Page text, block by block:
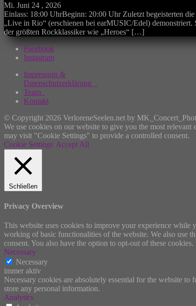
Mi. Juni 24 , 2026
Einlass: 18:00 UhrBeginn: 20:00 Uhr Zuletzt begeisterten
„Live in Rio“ (erschienen bei earMUSIC/Edel)
der größten Rockklassiker wie „Heroes“ […]
Facebook
Instagram
Impressum &
Datenschutzerklärung
Team
Kontakt
© Copyright 2026 VerloreneSeelen.net by
We use cookies on our website to give you the most
may visit "Cookie Settings" to provide a controlled consent.
Cookie Settings Accept All
Schließen
Privacy Overview
This website uses cookies to improve your experience while
working of basic functionalities of the website. We also use
consent. You also have the option to opt-out of these
Necessary
Necessary
immer aktiv
Necessary cookies are absolutely essential for the website
store any personal information.
Analytics